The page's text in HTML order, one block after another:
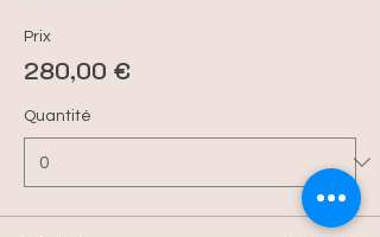
Prix
280,00 €
Quantité